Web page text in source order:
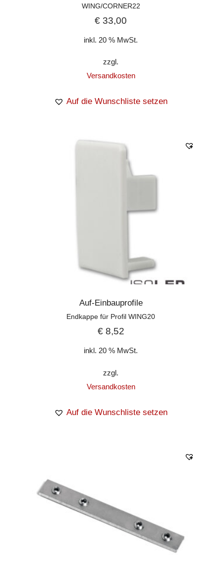
WING/CORNER22
€ 33,00
inkl. 20 % MwSt.
zzgl.
Versandkosten
Auf die Wunschliste setzen
Auf-Einbauprofile
Endkappe für Profil WING20
€8,52
inkl. 20 % MwSt.
zzgl.
Versandkosten
Auf die Wunschliste setzen